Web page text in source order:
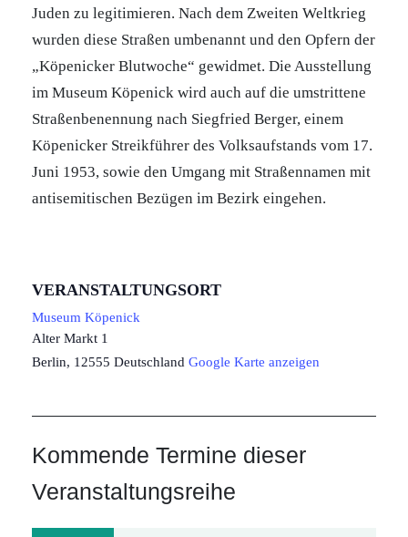
Juden zu legitimieren. Nach dem Zweiten Weltkrieg
wurden diese Straßen umbenannt und den Opfern der
„Köpenicker Blutwoche“ gewidmet. Die Ausstellung
im Museum Köpenick wird auch auf die umstrittene
Straßenbenennung nach Siegfried Berger, einem
Köpenicker Streikführer des Volksaufstands vom 17.
Juni 1953, sowie den Umgang mit Straßennamen mit
antisemitischen Bezügen im Bezirk eingehen.
VERANSTALTUNGSORT
Museum Köpenick
Alter Markt 1
Berlin, 12555 Deutschland Google Karte anzeigen
Kommende Termine dieser
Veranstaltungsreihe